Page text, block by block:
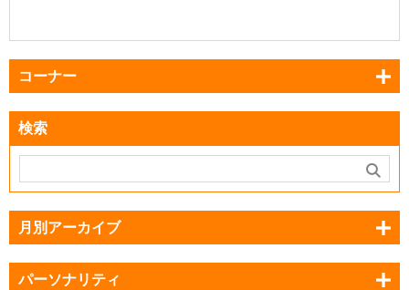
コーナー
検索
月別アーカイブ
パーソナリティ